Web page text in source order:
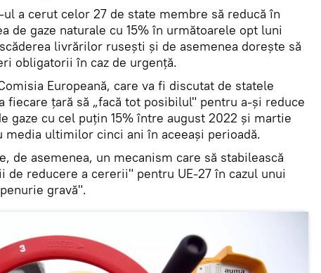
ul a cerut celor 27 de state membre să reducă în
de gaze naturale cu 15% în următoarele opt luni
livrărilor rusești și de asemenea dorește să
obligatorii în caz de urgență.
Europeană, care va fi discutat de statele
fiecare țară să „facă tot posibilul" pentru a-și reduce
gaze cu cel puțin 15% între august 2022 și martie
media ultimilor cinci ani în aceeași perioadă.
de asemenea, un mecanism care să stabilească
de reducere a cererii" pentru UE-27 în cazul unui
gravă".